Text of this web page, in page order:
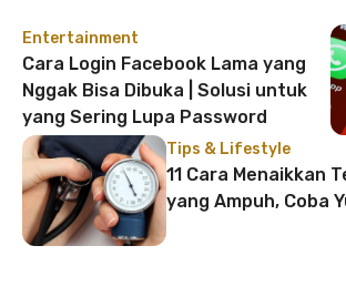
Entertainment
Cara Login Facebook Lama yang
Nggak Bisa Dibuka | Solusi untuk
yang Sering Lupa Password
Tips & Lifestyle
11 Cara Menaikkan
yang Ampuh, Coba